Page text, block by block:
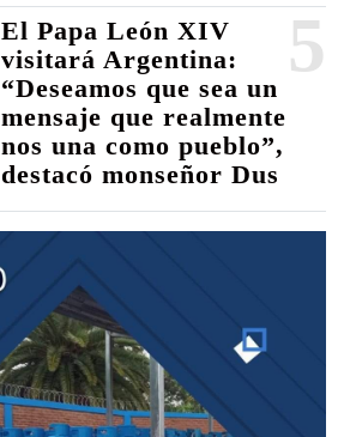
5
El Papa León XIV
visitará Argentina:
“Deseamos que sea un
mensaje que realmente
nos una como pueblo”,
destacó monseñor Dus